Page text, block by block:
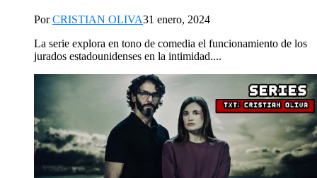
PorCRISTIAN OLIVA31 enero, 2024
La serie explora en tono de comedia el funcionamiento de los
jurados estadounidenses en la intimidad....